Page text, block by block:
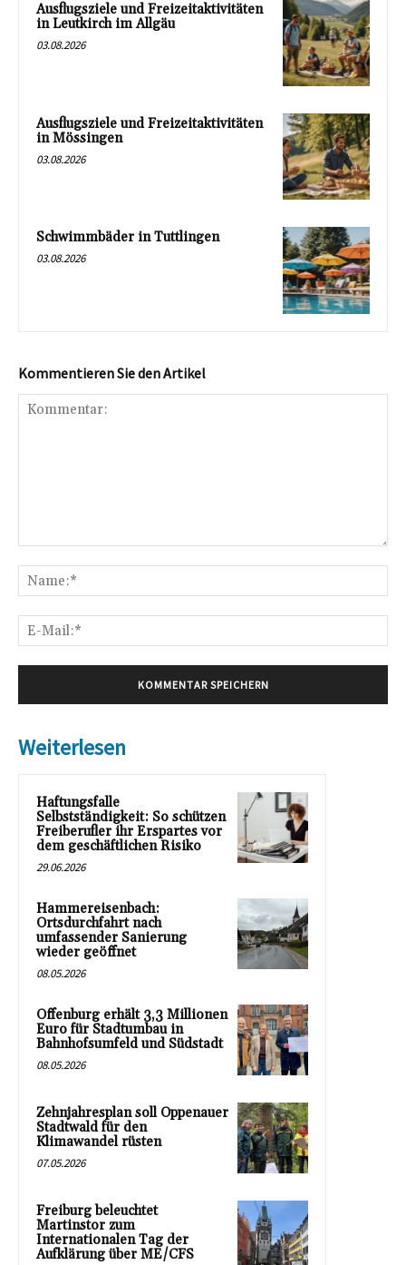
Ausflugsziele und Freizeitaktivitäten
in Leutkirch im Allgäu
03.08.2026
Ausflugsziele und Freizeitaktivitäten
in Mössingen
03.08.2026
Schwimmbäder in Tuttlingen
03.08.2026
Kommentieren Sie den Artikel
Weiterlesen
Haftungsfalle
Selbstständigkeit: So schützen
Freiberufler ihr Erspartes vor
dem geschäftlichen Risiko
29.06.2026
Hammereisenbach:
Ortsdurchfahrt nach
umfassender Sanierung
wieder geöffnet
08.05.2026
Offenburg erhält 3,3 Millionen
Euro für Stadtumbau in
Bahnhofsumfeld und Südstadt
08.05.2026
Zehnjahresplan soll Oppenauer
Stadtwald für den
Klimawandel rüsten
07.05.2026
Freiburg beleuchtet
Martinstor zum
Internationalen Tag der
Aufklärung über ME/CFS